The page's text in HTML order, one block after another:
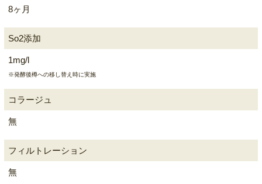
8ヶ月
So2添加
1mg/l
※発酵後樽への移し替え時に実施
コラージュ
無
フィルトレーション
無